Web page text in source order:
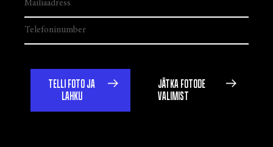
TELLI FOTO JA
LAHKU
JÄTKA FOTODE
VALIMIST